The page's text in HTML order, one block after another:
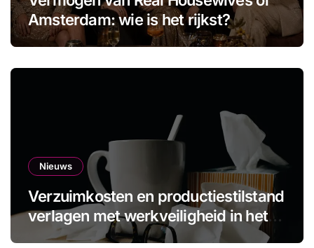
Amsterdam: wie is het rijkst?
Nieuws
Verzuimkosten en productiestilstand
verlagen met werkveiligheid in het
MKB